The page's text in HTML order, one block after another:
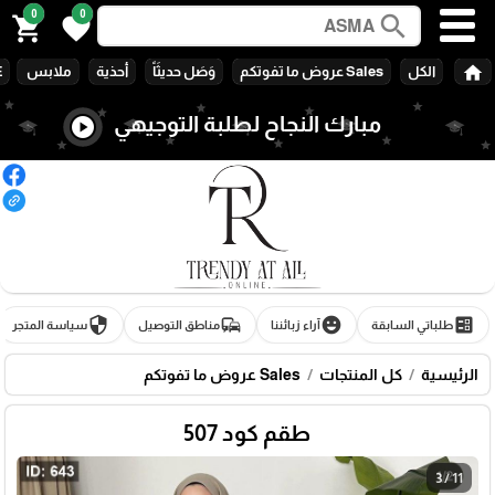
search
0
favorite
0
shopping_cart
home الكل Sales عروض ما تفوتكم وَصَل حديثَاً أحذية ملابس
مبارك النجاح لطلبة التوجيهي play_circle
ballotطلباتي السابقة emoji_emotionsآراء زبائننا commuteمناطق التوصيل securityسياسة المتجر
الرئيسية كل المنتجات Sales عروض ما تفوتكم
طقم كود 507
3 / 11